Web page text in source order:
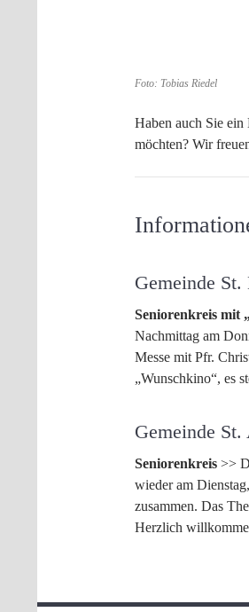
Foto: Tobias Riedel
Haben auch Sie
möchten? Wir
Gemeinde
Seniorenkreis mit
Nachmittag am
Messe mit Pfr.
„Wunschkino“, es
Gemeinde
Seniorenkreis >>
wieder am
zusammen. Das
Herzlich